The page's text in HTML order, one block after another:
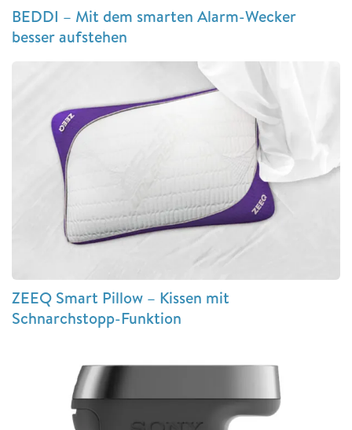
BEDDI – Mit dem smarten Alarm-Wecker
besser aufstehen
ZEEQ Smart Pillow – Kissen mit
Schnarchstopp-Funktion